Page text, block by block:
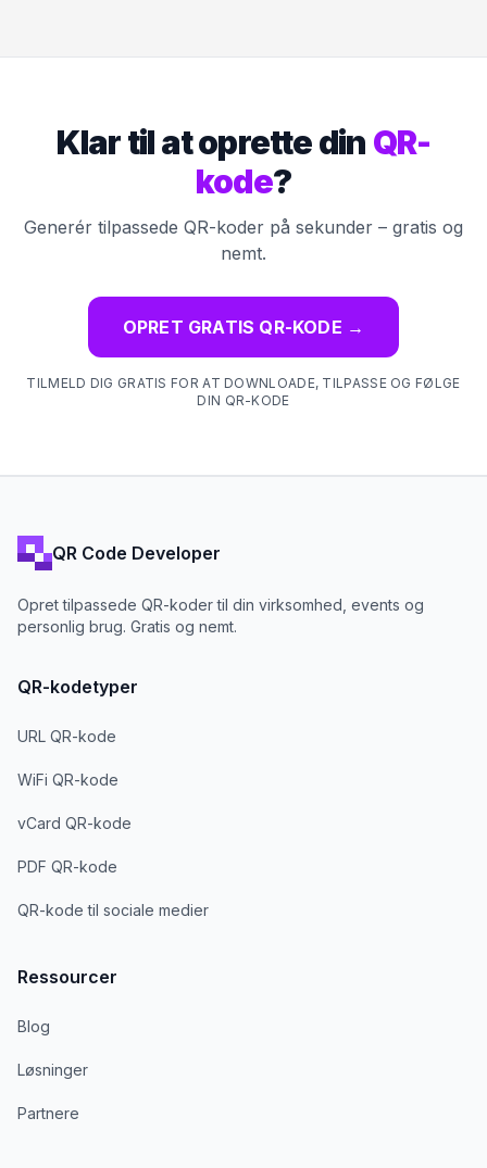
Klar til at oprette din QR-
kode?
Generér tilpassede QR-koder på sekunder – gratis og
nemt.
OPRET GRATIS QR-KODE →
TILMELD DIG GRATIS FOR AT DOWNLOADE, TILPASSE OG FØLGE
DIN QR-KODE
QR Code Developer
Opret tilpassede QR-koder til din virksomhed, events og
personlig brug. Gratis og nemt.
QR-kodetyper
URL QR-kode
WiFi QR-kode
vCard QR-kode
PDF QR-kode
QR-kode til sociale medier
Ressourcer
Blog
Løsninger
Partnere